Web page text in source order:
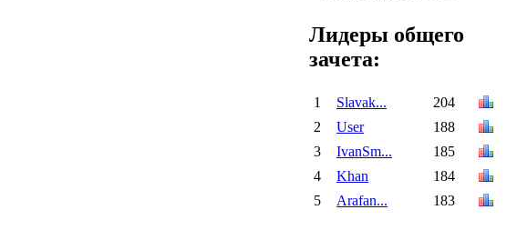
Лидеры общего
зачета:
1 Slavak...
204
2
User
188
3
IvanSm...
185
4
Khan
184
5
Arafan... 183